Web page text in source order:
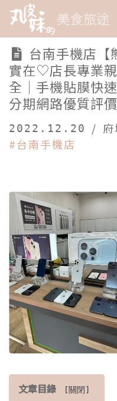
台南手機店【
實在♡店長專業
全｜手機貼膜快
分期網路優質評價
2022.12.20 /
#台南手機店
文章目錄 [關閉 ]